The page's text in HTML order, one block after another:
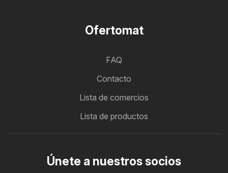
Ofertomat
FAQ
Contacto
Lista de comercios
Lista de productos
Únete a nuestros socios